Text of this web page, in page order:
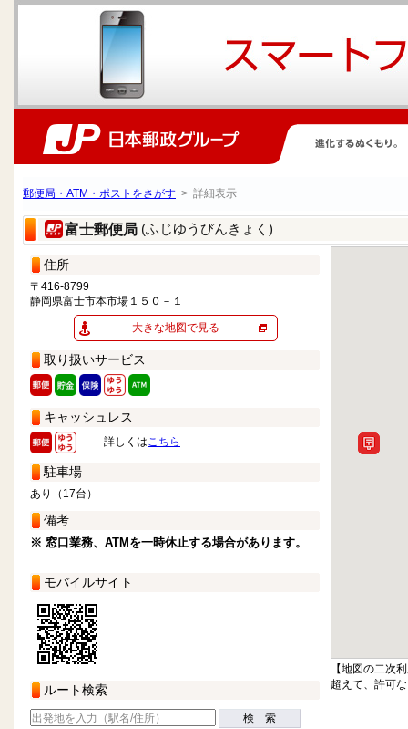
郵便局・ATM・ポストをさがす > 詳細表示
富士郵便局 (ふじゆうびんきょく)
住所
〒416-8799
静岡県富士市本市場１５０－１
大きな地図で見る
取り扱いサービス
キャッシュレス
詳しくはこちら
駐車場
あり（17台）
備考
※ 窓口業務、ATMを一時休止する場合があります。
モバイルサイト
ルート検索
検 索
【地図の二次
超えて、許可